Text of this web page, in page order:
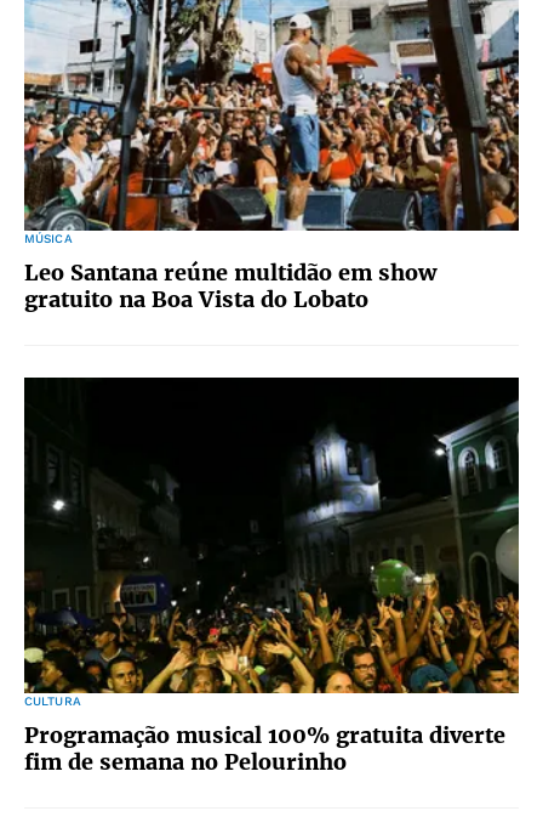
MÚSICA
Leo Santana reúne multidão em show
gratuito na Boa Vista do Lobato
CULTURA
Programação musical 100% gratuita diverte
fim de semana no Pelourinho